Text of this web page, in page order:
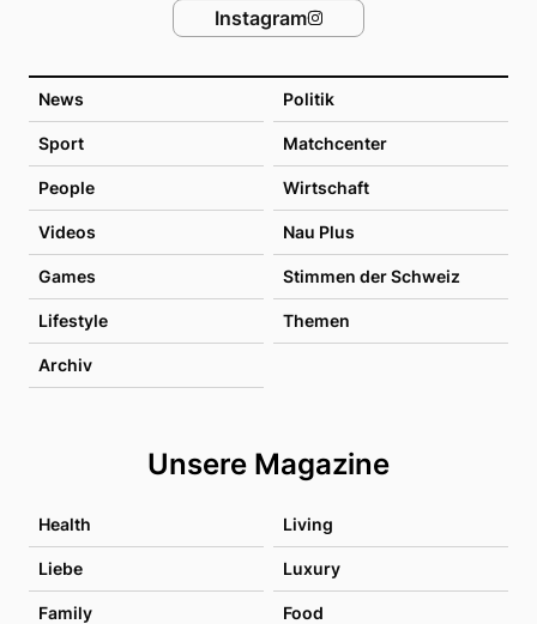
News Politik
Sport Matchcenter
People Wirtschaft
Videos Nau Plus
Games Stimmen der Schweiz
Lifestyle Themen
Archiv
Unsere Magazine
Health Living
Liebe Luxury
Family Food
Instagram